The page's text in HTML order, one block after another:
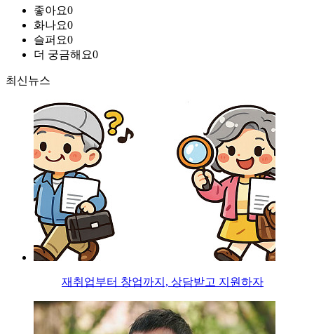
좋아요0
화나요0
슬퍼요0
더 궁금해요0
최신뉴스
재취업부터 창업까지, 상담받고 지원하자